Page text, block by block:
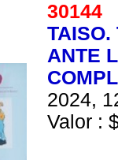
30144
TAISO.
ANTE
2024,
Valor :